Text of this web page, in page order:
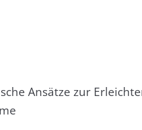
Ansätze zur